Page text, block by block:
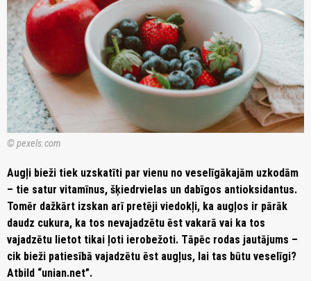
© pexels.com
Augļi bieži tiek uzskatīti par vienu no veselīgākajām uzkodām
– tie satur vitamīnus, šķiedrvielas un dabīgos antioksidantus.
Tomēr dažkārt izskan arī pretēji viedokļi, ka augļos ir pārāk
daudz cukura, ka tos nevajadzētu ēst vakarā vai ka tos
vajadzētu lietot tikai ļoti ierobežoti. Tāpēc rodas jautājums –
cik bieži patiesībā vajadzētu ēst augļus, lai tas būtu veselīgi?
Atbild “unian.net”.